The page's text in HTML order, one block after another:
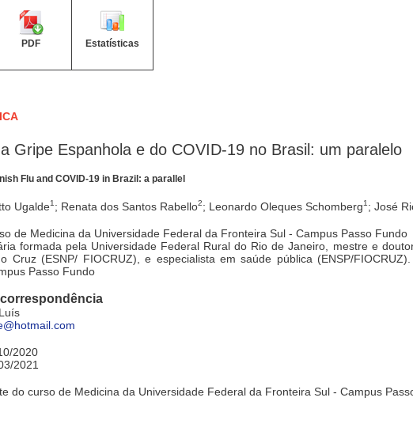
PDF Estatísticas
Gripe Espanhola e do COVID-19 no Brasil: um paralelo
Flu and COVID-19 in Brazil: a parallel
Ugalde1 ; Renata dos Santos Rabello2; Leonardo Oleques Schomberg1 ; José
de Medicina da Universidade Federal da Fronteira Sul - Campus Passo Fundo
formada pela Universidade Federal Rural do Rio de Janeiro, mestre e
Cruz (ESNP/ FIOCRUZ), e especialista em saúde pública (ENSP/
Passo Fundo
2020
2021
do curso de Medicina da Universidade Federal da Fronteira Sul - Campus